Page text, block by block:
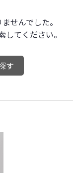
せんでした。
てください。
す